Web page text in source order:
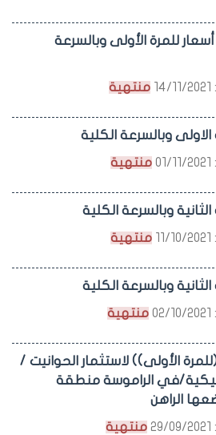
للمرة الأولى وبالسرعة
منتهية
وبالسرعة الكلية
منتهية
وبالسرعة الكلية
منتهية
وبالسرعة الكلية
منتهية
الأولى)) لاستثمار الحوانيت /
في الراموسة منطقة
الراهن
منتهية